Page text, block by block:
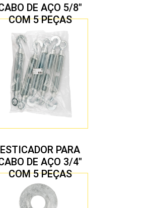
DE AÇO 5/8″
COM 5 PEÇAS
ESTICADOR PARA
DE AÇO 3/4″
COM 5 PEÇAS